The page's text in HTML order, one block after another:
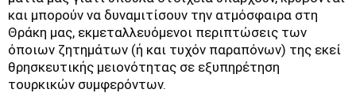
και μπορούν να δυναμιτίσουν την ατμόσφαιρα στη
Θράκη μας, εκμεταλλευόμενοι περιπτώσεις των
όποιων ζητημάτων (ή και τυχόν παραπόνων) της εκεί
θρησκευτικής μειονότητας σε εξυπηρέτηση
τουρκικών συμφερόντων.